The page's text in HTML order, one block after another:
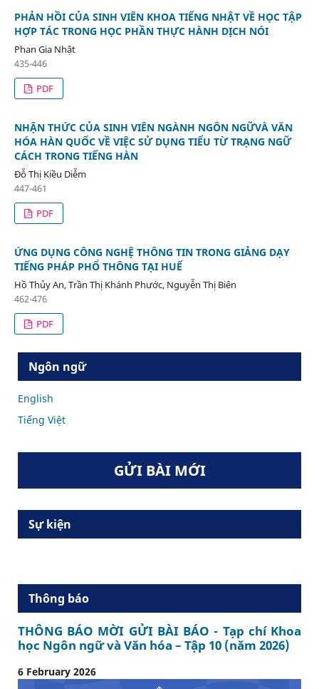
PHẢN HỒI CỦA SINH VIÊN KHOA TIẾNG NHẬT VỀ HỌC TẬP
HỢP TÁC TRONG HỌC PHẦN THỰC HÀNH DỊCH NÓI
Phan Gia Nhật
435-446
PDF
NHẬN THỨC CỦA SINH VIÊN NGÀNH NGÔN NGỮVÀ VĂN
HÓA HÀN QUỐC VỀ VIỆC SỬ DỤNG TIỂU TỪ TRẠNG NGỮ
CÁCH TRONG TIẾNG HÀN
Đỗ Thị Kiều Diễm
447-461
PDF
ỨNG DỤNG CÔNG NGHỆ THÔNG TIN TRONG GIẢNG DẠY
TIẾNG PHÁP PHỔ THÔNG TẠI HUẾ
Hồ Thủy An, Trần Thị Khánh Phước, Nguyễn Thị Biên
462-476
PDF
Ngôn ngữ
English
Tiếng Việt
GỬI BÀI MỚI
Sự kiện
Thông báo
THÔNG BÁO MỜI GỬI BÀI BÁO - Tạp chí Khoa
học Ngôn ngữ và Văn hóa – Tập 10 (năm 2026)
6 February 2026